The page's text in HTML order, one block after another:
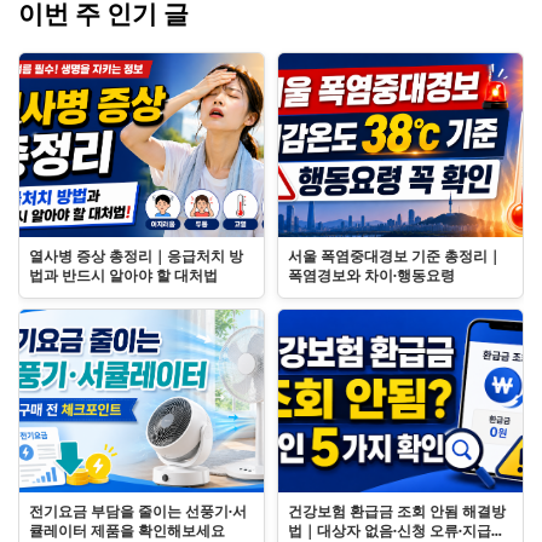
이번 주 인기 글
열사병 증상 총정리｜응급처치 방
법과 반드시 알아야 할 대처법
서울 폭염중대경보 기준 총정리｜
폭염경보와 차이·행동요령
전기요금 부담을 줄이는 선풍기·서
큘레이터 제품을 확인해보세요
건강보험 환급금 조회 안됨 해결방
법｜대상자 없음·신청 오류·지급일